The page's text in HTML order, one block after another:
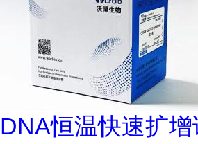
DNA恒温快速扩增